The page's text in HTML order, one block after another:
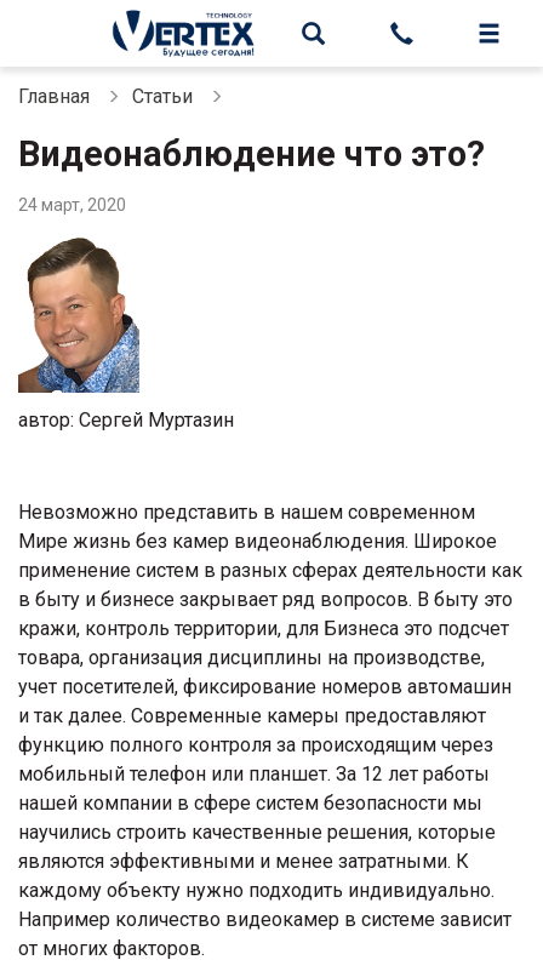
Главная Статьи
Видеонаблюдение что это?
24 март, 2020
автор: Сергей Муртазин
Невозможно представить в нашем современном
Мире жизнь без камер видеонаблюдения. Широкое
применение систем в разных сферах деятельности как
в быту и бизнесе закрывает ряд вопросов. В быту это
кражи, контроль территории, для Бизнеса это подсчет
товара, организация дисциплины на производстве,
учет посетителей, фиксирование номеров автомашин
и так далее. Современные камеры предоставляют
функцию полного контроля за происходящим через
мобильный телефон или планшет. За 12 лет работы
нашей компании в сфере систем безопасности мы
научились строить качественные решения, которые
являются эффективными и менее затратными. К
каждому объекту нужно подходить индивидуально.
Например количество видеокамер в системе зависит
от многих факторов.